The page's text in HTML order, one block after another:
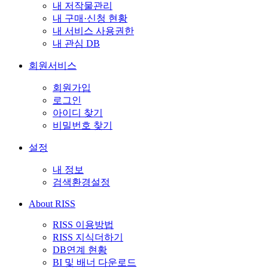
내 저작물관리
내 구매·신청 현황
내 서비스 사용권한
내 관심 DB
회원서비스
회원가입
로그인
아이디 찾기
비밀번호 찾기
설정
내 정보
검색환경설정
About RISS
RISS 이용방법
RISS 지식더하기
DB연계 현황
BI 및 배너 다운로드